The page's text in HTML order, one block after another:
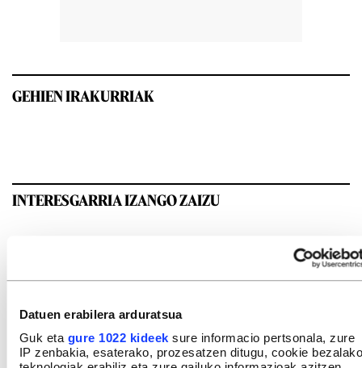
Datuen erabilera arduratsua
Guk eta gure 1022 kideek sure informacio pertsonala, zure
IP zenbakia, esaterako, prozesatzen ditugu, cookie bezalako
GEHIEN IRAKURRIAK
INTERESGARRIA IZANGO ZAIZU